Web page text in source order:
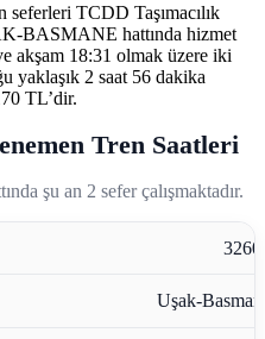
seferleri TCDD Taşımacılık
BASMANE hattında hizmet
akşam 18:31 olmak üzere iki
yaklaşık 2 saat 56 dakika
TL’dir.
Tren Saatleri
şu an 2 sefer çalışmaktadır.
Uşak-